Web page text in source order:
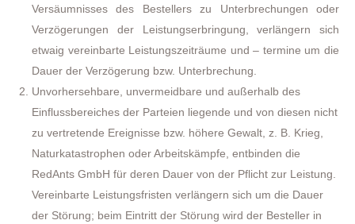
Versäumnisses des Bestellers zu Unterbrechungen oder
Verzögerungen der Leistungserbringung, verlängern sich
etwaig vereinbarte Leistungszeiträume und – termine um die
Dauer der Verzögerung bzw. Unterbrechung.
Unvorhersehbare, unvermeidbare und außerhalb des
Einflussbereiches der Parteien liegende und von diesen nicht
zu vertretende Ereignisse bzw. höhere Gewalt, z. B. Krieg,
Naturkatastrophen oder Arbeitskämpfe, entbinden die
RedAnts GmbH für deren Dauer von der Pflicht zur Leistung.
Vereinbarte Leistungsfristen verlängern sich um die Dauer
der Störung; beim Eintritt der Störung wird der Besteller in